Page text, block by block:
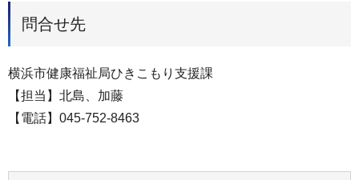
問合せ先
横浜市健康福祉局ひきこもり支援課
【担当】北島、加藤
【電話】045-752-8463